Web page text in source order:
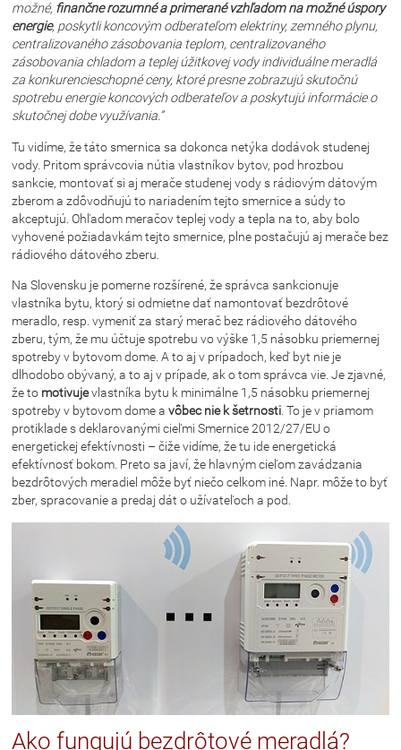
možné, finančne rozumné a primerané vzhľadom na možné úspory
energie, poskytli koncovým odberateľom elektriny, zemného plynu,
centralizovaného zásobovania teplom, centralizovaného
zásobovania chladom a teplej úžitkovej vody individuálne meradlá
za konkurencieschopné ceny, ktoré presne zobrazujú skutočnú
spotrebu energie koncových odberateľov a poskytujú informácie o
skutočnej dobe využívania.”
Tu vidíme, že táto smernica sa dokonca netýka dodávok studenej
vody. Pritom správcovia nútia vlastníkov bytov, pod hrozbou
sankcie, montovať si aj merače studenej vody s rádiovým dátovým
zberom a zdôvodňujú to nariadením tejto smernice a súdy to
akceptujú. Ohľadom meračov teplej vody a tepla na to, aby bolo
vyhovené požiadavkám tejto smernice, plne postačujú aj merače bez
rádiového dátového zberu.
Na Slovensku je pomerne rozšírené, že správca sankcionuje
vlastníka bytu, ktorý si odmietne dať namontovať bezdrôtové
meradlo, resp. vymeniť za starý merač bez rádiového dátového
zberu, tým, že mu účtuje spotrebu vo výške 1,5 násobku priemernej
spotreby v bytovom dome. A to aj v prípadoch, keď byt nie je
dlhodobo obývaný, a to aj v prípade, ak o tom správca vie. Je zjavné,
že to motivujevlastníka bytu k minimálne 1,5 násobku priemernej
spotreby v bytovom dome avôbec nie k šetrnosti. To je v priamom
protiklade s deklarovanými cieľmi Smernice 2012/27/EU o
energetickej efektívnosti – čiže vidíme, že tu ide energetická
efektívnosť bokom. Preto sa javí, že hlavným cieľom zavádzania
bezdrôtových meradiel môže byť niečo celkom iné. Napr. môže to byť
zber, spracovanie a predaj dát o užívateľoch a pod.
Ako fungujú bezdrôtové meradlá?